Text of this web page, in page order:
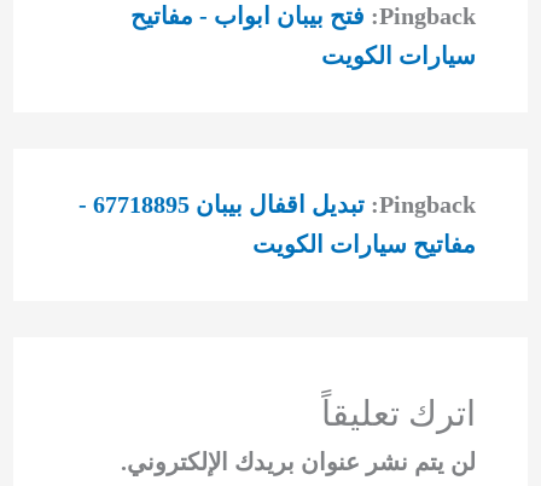
Pingback:
فتح بيبان ابواب - مفاتيح
سيارات الكويت
Pingback:
تبديل اقفال بيبان 67718895 -
مفاتيح سيارات الكويت
اترك تعليقاً
لن يتم نشر عنوان بريدك الإلكتروني.